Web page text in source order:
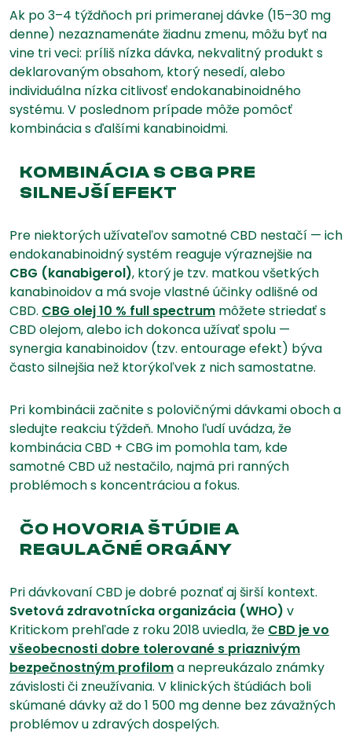
Ak po 3–4 týždňoch pri primeranej dávke (15–30 mg
denne) nezaznamenáte žiadnu zmenu, môžu byť na
vine tri veci: príliš nízka dávka, nekvalitný produkt s
deklarovaným obsahom, ktorý nesedí, alebo
individuálna nízka citlivosť endokanabinoidného
systému. V poslednom prípade môže pomôcť
kombinácia s ďalšími kanabinoidmi.
KOMBINÁCIA S CBG PRE
SILNEJŠÍ EFEKT
Pre niektorých užívateľov samotné CBD nestačí — ich
endokanabinoidný systém reaguje výraznejšie na
CBG (kanabigerol), ktorý je tzv. matkou všetkých
kanabinoidov a má svoje vlastné účinky odlišné od
CBD. CBG olej 10 % full spectrum môžete striedať s
CBD olejom, alebo ich dokonca užívať spolu —
synergia kanabinoidov (tzv. entourage efekt) býva
často silnejšia než ktorýkoľvek z nich samostatne.
Pri kombinácii začnite s polovičnými dávkami oboch a
sledujte reakciu týždeň. Mnoho ľudí uvádza, že
kombinácia CBD + CBG im pomohla tam, kde
samotné CBD už nestačilo, najmä pri ranných
problémoch s koncentráciou a fokus.
ČO HOVORIA ŠTÚDIE A
REGULAČNÉ ORGÁNY
Pri dávkovaní CBD je dobré poznať aj širší kontext.
Svetová zdravotnícka organizácia (WHO) v
Kritickom prehľade z roku 2018 uviedla, že CBD je vo
všeobecnosti dobre tolerované s priaznivým
bezpečnostným profiloma nepreukázalo známky
závislosti či zneužívania. V klinických štúdiách boli
skúmané dávky až do 1 500 mg denne bez závažných
problémov u zdravých dospelých.